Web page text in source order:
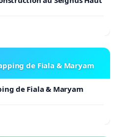
de Fiala & Maryam
de Fiala & Maryam